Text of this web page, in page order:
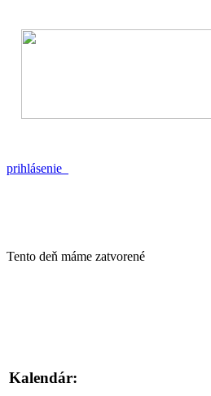
prihlásenie
Tento deň máme zatvorené
Kalendár: